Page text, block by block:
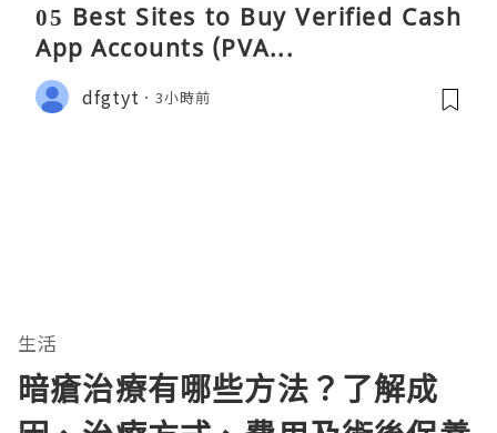
05 Best Sites to Buy Verified Cash
App Accounts (PVA...
dfgtyt 3小時前
生活
暗瘡治療有哪些方法？了解成